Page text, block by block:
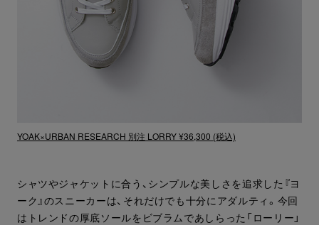
YOAK×URBAN RESEARCH 別注 LORRY ¥36,300 (税込)
シャツやジャケットに合う、シンプルな美しさを追求した『ヨ
ーク』のスニーカーは、それだけでも十分にアダルティ。今回
はトレンドの厚底ソールをビブラムであしらった「ローリー」